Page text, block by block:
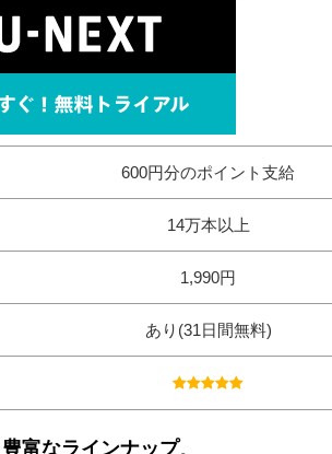
600円分のポイント支給
14万本以上
1,990円
あり(31日間無料)
豊富なラインナップ。